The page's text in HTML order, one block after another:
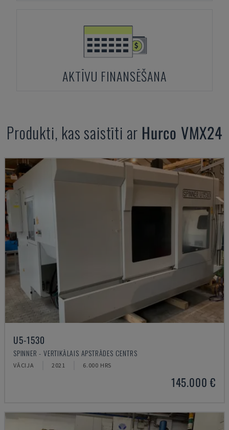
AKTĪVU FINANSĒŠANA
Produkti, kas saistīti ar Hurco VMX24
U5-1530
SPINNER - VERTIKĀLAIS APSTRĀDES CENTRS
VĀCIJA 2021 6.000 HRS
145.000 €